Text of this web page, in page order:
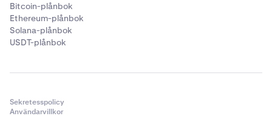
Bitcoin-plånbok
Ethereum-plånbok
Solana-plånbok
USDT-plånbok
Sekretesspolicy
Användarvillkor